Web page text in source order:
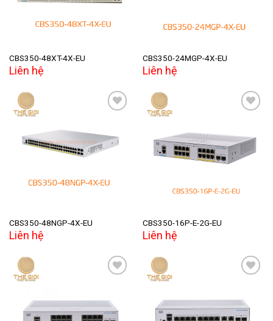
CBS350-48XT-4X-EU
Liên hệ
CBS350-24MGP-4X-EU
Liên hệ
Add to
wishlist
CBS350-48NGP-4X-EU
Liên hệ
Add to
wishlist
CBS350-16P-E-2G-EU
Liên hệ
Add to
wishlist
Add to
wishlist